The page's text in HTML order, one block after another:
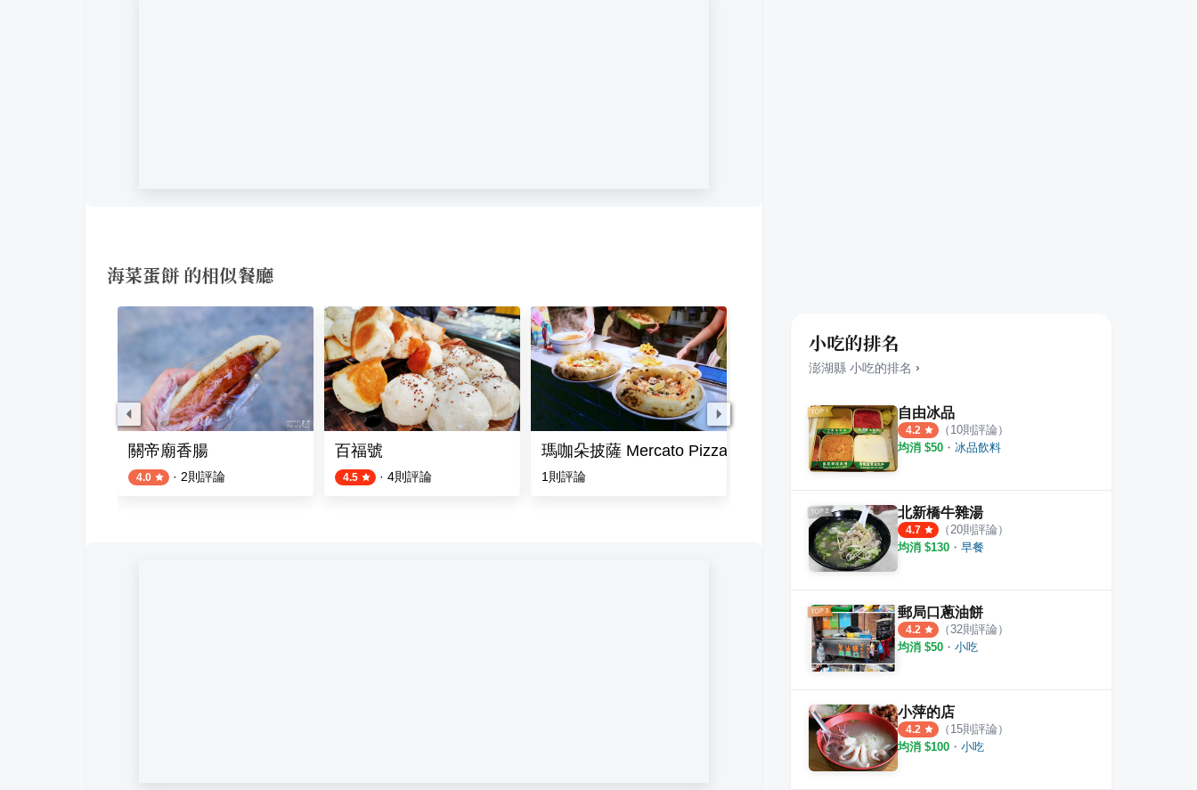
海菜蛋餅 的相似餐廳
關帝廟香腸
4.0 · 2則評論
百福號
4.5 · 4則評論
瑪咖朵披薩 Mercato Pizza (公休到2024.3月)
1 則評論
老李胡椒餅
則評論
歐萊壽司
小吃的排名
澎湖縣 小吃的排名 ›
自由冰品
4.2 （ 10則評論）
均消 $50 ・ 冰品飲料
北新橋牛雜湯
4.7 （ 20則評論）
均消 $130 ・ 早餐
郵局口蔥油餅
4.2 （32則評論）
均消 $50 ・ 小吃
小萍的店
4.2 （ 15則評論）
均消 $100 ・ 小吃